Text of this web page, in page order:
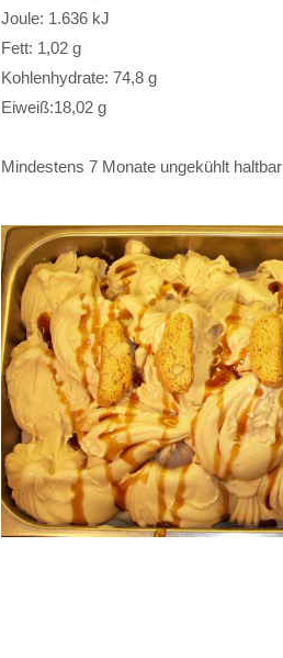
Joule: 1.636 kJ
Fett: 1,02 g
Kohlenhydrate: 74,8 g
Eiweiß:18,02 g
Mindestens 7 Monate ungekühlt haltbar